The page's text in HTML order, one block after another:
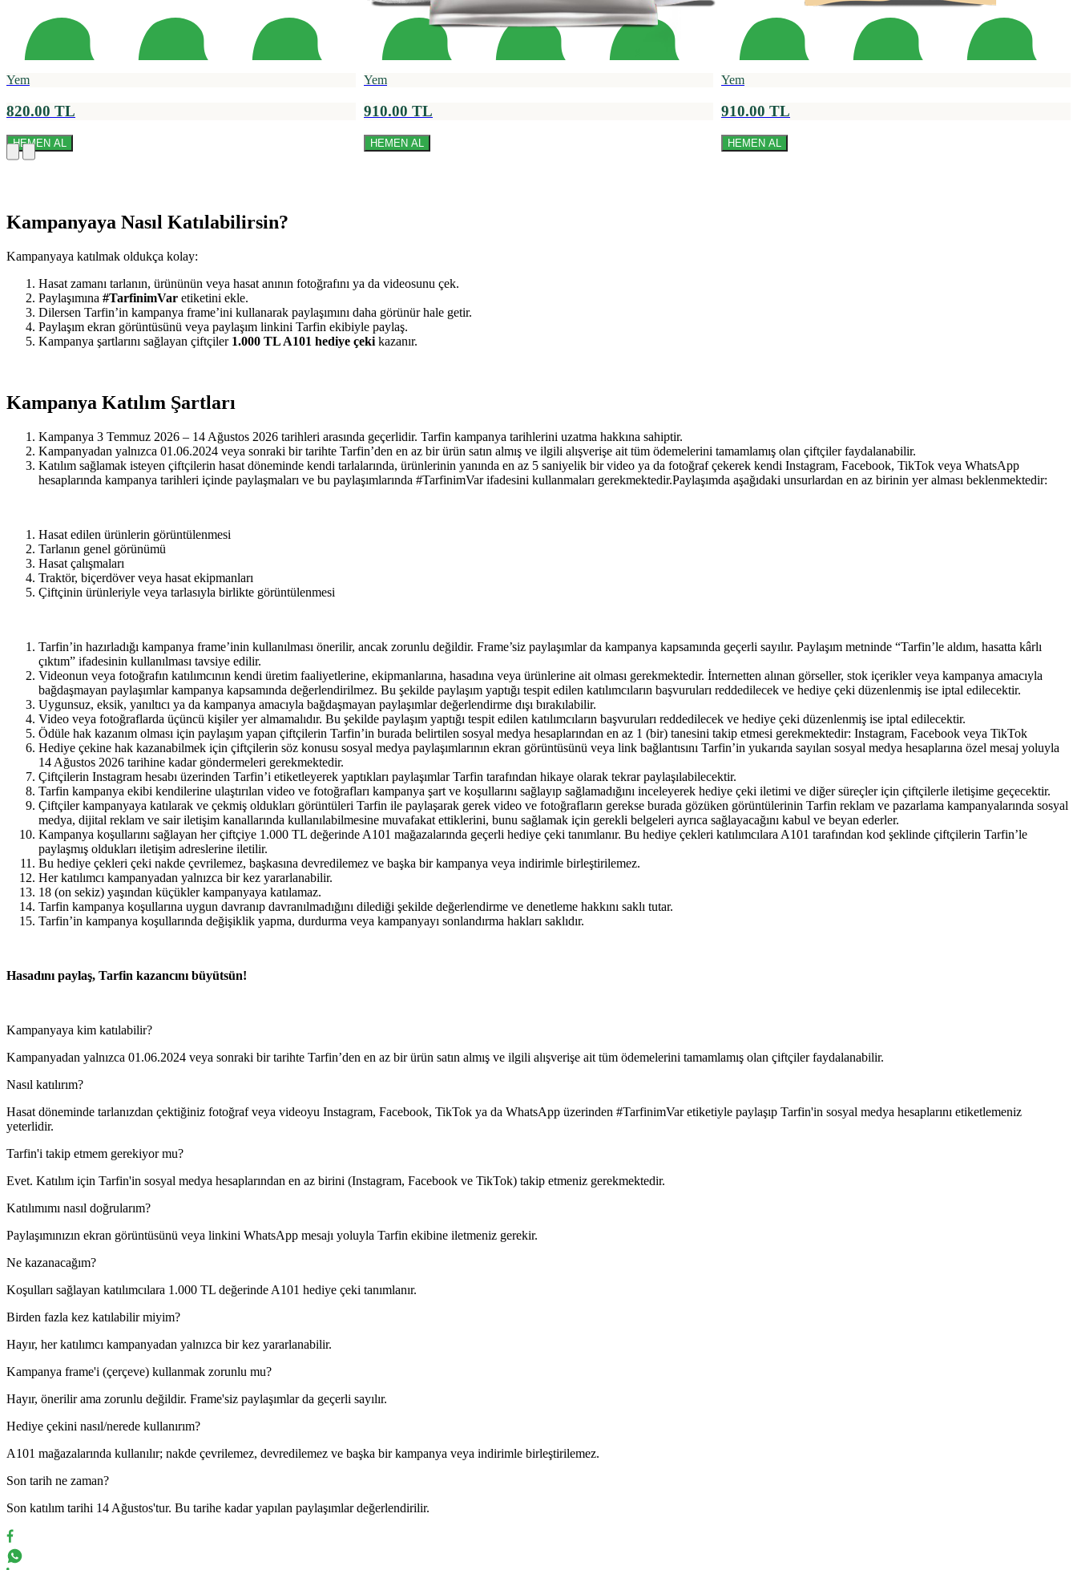
Yem
820.00 TL
HEMEN AL
Yem
910.00 TL
HEMEN AL
Yem
910.00 TL
HEMEN AL
Kampanyaya Nasıl Katılabilirsin?
Kampanyaya katılmak oldukça kolay:
Hasat zamanı tarlanın, ürününün veya hasat anının fotoğrafını ya da videosunu çek.
Paylaşımına #TarfinimVar etiketini ekle.
Dilersen Tarfin’in kampanya frame’ini kullanarak paylaşımını daha görünür hale getir.
Paylaşım ekran görüntüsünü veya paylaşım linkini Tarfin ekibiyle paylaş.
Kampanya şartlarını sağlayan çiftçiler 1.000 TL A101 hediye çeki kazanır.
Kampanya Katılım Şartları
Kampanya 3 Temmuz 2026 – 14 Ağustos 2026 tarihleri arasında geçerlidir. Tarfin kampanya tarihlerini uzatma hakkına sahiptir.
Kampanyadan yalnızca 01.06.2024 veya sonraki bir tarihte Tarfin’den en az bir ürün satın almış ve ilgili alışverişe ait tüm ödemelerini tamamlamış olan çiftçiler faydalanabilir.
Katılım sağlamak isteyen çiftçilerin hasat döneminde kendi tarlalarında, ürünlerinin yanında en az 5 saniyelik bir video ya da fotoğraf çekerek kendi Instagram, Facebook, TikTok veya WhatsApp
hesaplarında kampanya tarihleri içinde paylaşmaları ve bu paylaşımlarında #TarfinimVar ifadesini kullanmaları gerekmektedir.Paylaşımda aşağıdaki unsurlardan en az birinin yer alması beklenmektedir:
Hasat edilen ürünlerin görüntülenmesi
Tarlanın genel görünümü
Hasat çalışmaları
Traktör, biçerdöver veya hasat ekipmanları
Çiftçinin ürünleriyle veya tarlasıyla birlikte görüntülenmesi
Tarfin’in hazırladığı kampanya frame’inin kullanılması önerilir, ancak zorunlu değildir. Frame’siz paylaşımlar da kampanya kapsamında geçerli sayılır. Paylaşım metninde “Tarfin’le aldım, hasatta kârlı
çıktım” ifadesinin kullanılması tavsiye edilir.
Videonun veya fotoğrafın katılımcının kendi üretim faaliyetlerine, ekipmanlarına, hasadına veya ürünlerine ait olması gerekmektedir. İnternetten alınan görseller, stok içerikler veya kampanya amacıyla
bağdaşmayan paylaşımlar kampanya kapsamında değerlendirilmez. Bu şekilde paylaşım yaptığı tespit edilen katılımcıların başvuruları reddedilecek ve hediye çeki düzenlenmiş ise iptal edilecektir.
Uygunsuz, eksik, yanıltıcı ya da kampanya amacıyla bağdaşmayan paylaşımlar değerlendirme dışı bırakılabilir.
Video veya fotoğraflarda üçüncü kişiler yer almamalıdır. Bu şekilde paylaşım yaptığı tespit edilen katılımcıların başvuruları reddedilecek ve hediye çeki düzenlenmiş ise iptal edilecektir.
Ödüle hak kazanım olması için paylaşım yapan çiftçilerin Tarfin’in burada belirtilen sosyal medya hesaplarından en az 1 (bir) tanesini takip etmesi gerekmektedir: Instagram, Facebook veya TikTok
Hediye çekine hak kazanabilmek için çiftçilerin söz konusu sosyal medya paylaşımlarının ekran görüntüsünü veya link bağlantısını Tarfin’in yukarıda sayılan sosyal medya hesaplarına özel mesaj yoluyla
14 Ağustos 2026 tarihine kadar göndermeleri gerekmektedir.
Çiftçilerin Instagram hesabı üzerinden Tarfin’i etiketleyerek yaptıkları paylaşımlar Tarfin tarafından hikaye olarak tekrar paylaşılabilecektir.
Tarfin kampanya ekibi kendilerine ulaştırılan video ve fotoğrafları kampanya şart ve koşullarını sağlayıp sağlamadığını inceleyerek hediye çeki iletimi ve diğer süreçler için çiftçilerle iletişime geçecektir.
Çiftçiler kampanyaya katılarak ve çekmiş oldukları görüntüleri Tarfin ile paylaşarak gerek video ve fotoğrafların gerekse burada gözüken görüntülerinin Tarfin reklam ve pazarlama kampanyalarında sosyal
medya, dijital reklam ve sair iletişim kanallarında kullanılabilmesine muvafakat ettiklerini, bunu sağlamak için gerekli belgeleri ayrıca sağlayacağını kabul ve beyan ederler.
Kampanya koşullarını sağlayan her çiftçiye 1.000 TL değerinde A101 mağazalarında geçerli hediye çeki tanımlanır. Bu hediye çekleri katılımcılara A101 tarafından kod şeklinde çiftçilerin Tarfin’le
paylaşmış oldukları iletişim adreslerine iletilir.
Bu hediye çekleri çeki nakde çevrilemez, başkasına devredilemez ve başka bir kampanya veya indirimle birleştirilemez.
Her katılımcı kampanyadan yalnızca bir kez yararlanabilir.
18 (on sekiz) yaşından küçükler kampanyaya katılamaz.
Tarfin kampanya koşullarına uygun davranıp davranılmadığını dilediği şekilde değerlendirme ve denetleme hakkını saklı tutar.
Tarfin’in kampanya koşullarında değişiklik yapma, durdurma veya kampanyayı sonlandırma hakları saklıdır.
Hasadını paylaş, Tarfin kazancını büyütsün!
Kampanyaya kim katılabilir?
Kampanyadan yalnızca 01.06.2024 veya sonraki bir tarihte Tarfin’den en az bir ürün satın almış ve ilgili alışverişe ait tüm ödemelerini tamamlamış olan çiftçiler faydalanabilir.
Nasıl katılırım?
Hasat döneminde tarlanızdan çektiğiniz fotoğraf veya videoyu Instagram, Facebook, TikTok ya da WhatsApp üzerinden #TarfinimVar etiketiyle paylaşıp Tarfin'in sosyal medya hesaplarını etiketlemeniz
yeterlidir.
Tarfin'i takip etmem gerekiyor mu?
Evet. Katılım için Tarfin'in sosyal medya hesaplarından en az birini (Instagram, Facebook ve TikTok) takip etmeniz gerekmektedir.
Katılımımı nasıl doğrularım?
Paylaşımınızın ekran görüntüsünü veya linkini WhatsApp mesajı yoluyla Tarfin ekibine iletmeniz gerekir.
Ne kazanacağım?
Koşulları sağlayan katılımcılara 1.000 TL değerinde A101 hediye çeki tanımlanır.
Birden fazla kez katılabilir miyim?
Hayır, her katılımcı kampanyadan yalnızca bir kez yararlanabilir.
Kampanya frame'i (çerçeve) kullanmak zorunlu mu?
Hayır, önerilir ama zorunlu değildir. Frame'siz paylaşımlar da geçerli sayılır.
Hediye çekini nasıl/nerede kullanırım?
A101 mağazalarında kullanılır; nakde çevrilemez, devredilemez ve başka bir kampanya veya indirimle birleştirilemez.
Son tarih ne zaman?
Son katılım tarihi 14 Ağustos'tur. Bu tarihe kadar yapılan paylaşımlar değerlendirilir.